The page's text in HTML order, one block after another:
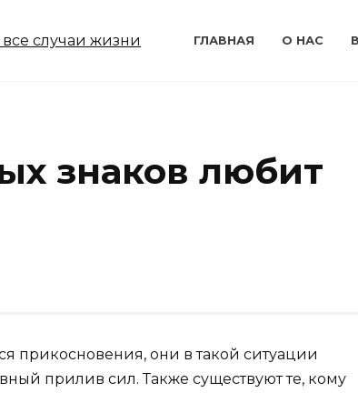
ГЛАВНАЯ О НАС
знаков любит
прикосновения, они в такой ситуации
прилив сил. Также существуют те, кому